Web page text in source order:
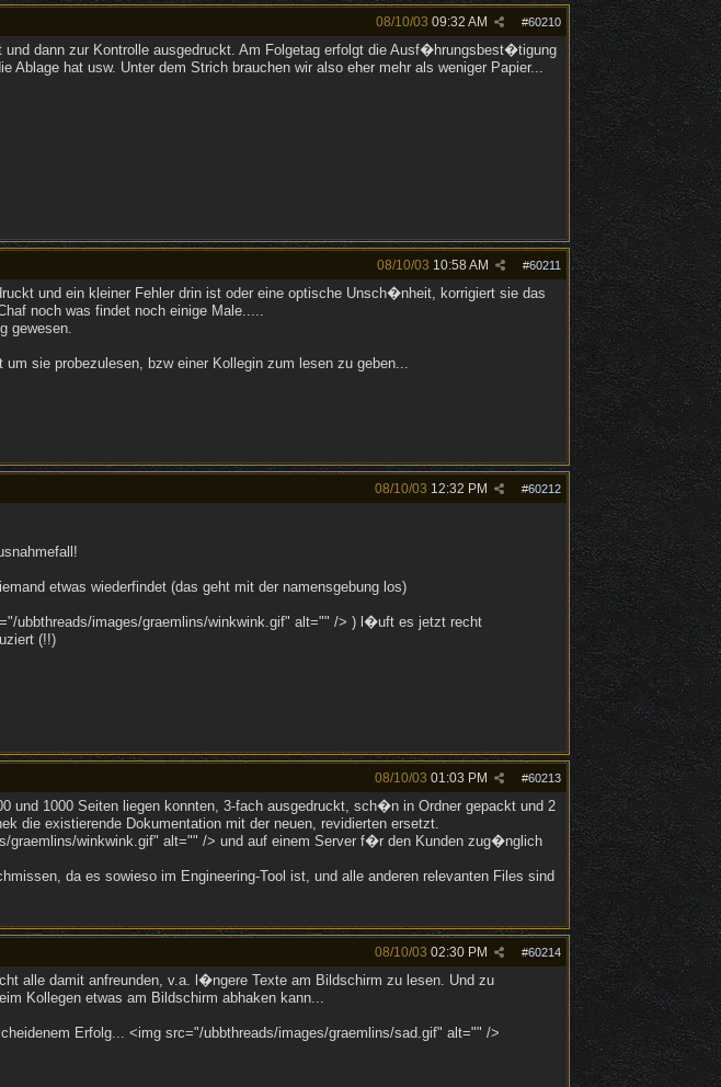
#60210
08/10/03 09:32 AM
dann zur Kontrolle ausgedruckt. Am Folgetag erfolgt die Ausf�hrungsbest�tigung
hat usw. Unter dem Strich brauchen wir also eher mehr als weniger Papier...
#60211
08/10/03 10:58 AM
und ein kleiner Fehler drin ist oder eine optische Unsch�nheit, korrigiert sie das
noch was findet noch einige Male.....
gewesen.
sie probezulesen, bzw einer Kollegin zum lesen zu geben...
#60212
08/10/03 12:32 PM
etwas wiederfindet (das geht mit der namensgebung los)
ubbthreads/images/graemlins/winkwink.gif" alt="" /> ) l�uft es jetzt recht
(!!)
#60213
08/10/03 01:03 PM
und 1000 Seiten liegen konnten, 3-fach ausgedruckt, sch�n in Ordner gepackt und 2
die existierende Dokumentation mit der neuen, revidierten ersetzt.
graemlins/winkwink.gif" alt="" /> und auf einem Server f�r den Kunden zug�nglich
da es sowieso im Engineering-Tool ist, und alle anderen relevanten Files sind
#60214
08/10/03 02:30 PM
alle damit anfreunden, v.a. l�ngere Texte am Bildschirm zu lesen. Und zu
Kollegen etwas am Bildschirm abhaken kann...
Erfolg... <img src="/ubbthreads/images/graemlins/sad.gif" alt="" />